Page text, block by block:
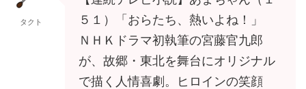
タクト
５１）「おらたち、熱いよね！」
ＮＨＫドラマ初執筆の宮藤官九郎
が、故郷・東北を舞台にオリジナル
で描く人情喜劇。ヒロインの笑顔